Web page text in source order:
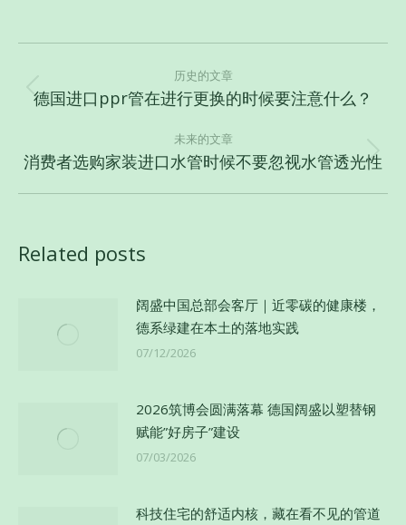
章
导
历史的文章
历
的
文
德国进口ppr管在进行更换的时候要注意什么？
未来的文章
未
消费者选购家装进口水管时候不要忽视水管透光性
Related posts
阔盛中国总部会客厅｜近零碳的健康楼，
德系绿建在本土的落地实践
07/12/2026
2026筑博会圆满落幕 德国阔盛以塑替钢
赋能”好房子”建设
07/03/2026
科技住宅的舒适内核，藏在看不见的管道